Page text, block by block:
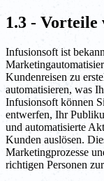
1.3 - Vorteile
Infusionsoft ist
Kundenreisen zu
automatisieren, was
Infusionsoft können
entwerfen, Ihr
und automatisierte
Kunden auslösen.
Marketingprozesse
richtigen Personen